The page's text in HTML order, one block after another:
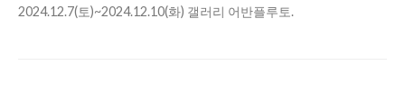
2024.12.7(토)~2024.12.10(화) 갤러리 어반플루토.